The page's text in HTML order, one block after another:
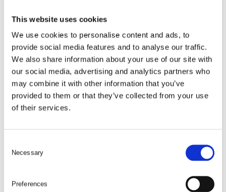
This website uses cookies
We use cookies to personalise content and ads, to
provide social media features and to analyse our traffic.
We also share information about your use of our site with
our social media, advertising and analytics partners who
may combine it with other information that you’ve
provided to them or that they’ve collected from your use
of their services.
Necessary
Preferences